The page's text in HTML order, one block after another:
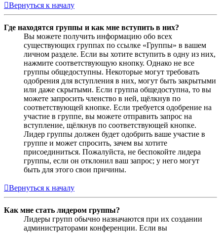
Вернуться к началу
Где находятся группы и как мне вступить в них?
Вы можете получить информацию обо всех
существующих группах по ссылке «Группы» в вашем
личном разделе. Если вы хотите вступить в одну из них,
нажмите соответствующую кнопку. Однако не все
группы общедоступны. Некоторые могут требовать
одобрения для вступления в них, могут быть закрытыми
или даже скрытыми. Если группа общедоступна, то вы
можете запросить членство в ней, щёлкнув по
соответствующей кнопке. Если требуется одобрение на
участие в группе, вы можете отправить запрос на
вступление, щёлкнув по соответствующей кнопке.
Лидер группы должен будет одобрить ваше участие в
группе и может спросить, зачем вы хотите
присоединиться. Пожалуйста, не беспокойте лидера
группы, если он отклонил ваш запрос; у него могут
быть для этого свои причины.
Вернуться к началу
Как мне стать лидером группы?
Лидеры групп обычно назначаются при их создании
администраторами конференции. Если вы